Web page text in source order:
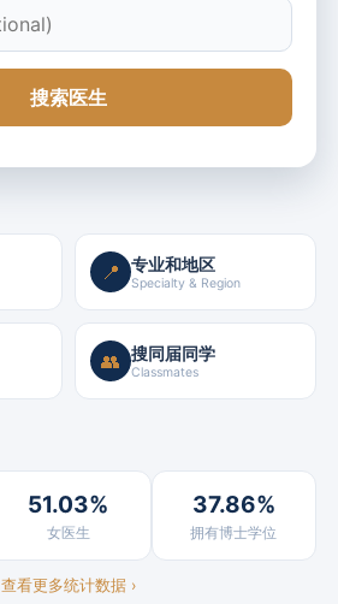
搜索医生
📍 专业和地区
Specialty & Region
👥 搜同届同学
Classmates
51.03%
女医生
37.86%
拥有博士学位
查看更多统计数据 ›